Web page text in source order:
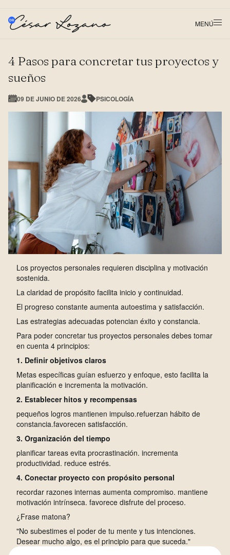
MENÚ
4 Pasos para concretar tus proyectos y
sueños
09 DE JUNIO DE 2026 PSICOLOGÍA
Los proyectos personales requieren disciplina y motivación
sostenida.
La claridad de propósito facilita inicio y continuidad.
El progreso constante aumenta autoestima y satisfacción.
Las estrategias adecuadas potencian éxito y constancia.
Para poder concretar tus proyectos personales debes tomar
en cuenta 4 principios:
1. Definir objetivos claros
Metas específicas guían esfuerzo y enfoque, esto facilita la
planificación e incrementa la motivación.
2. Establecer hitos y recompensas
pequeños logros mantienen impulso.refuerzan hábito de
constancia.favorecen satisfacción.
3. Organización del tiempo
planificar tareas evita procrastinación. incrementa
productividad. reduce estrés.
4. Conectar proyecto con propósito personal
recordar razones internas aumenta compromiso. mantiene
motivación intrínseca. favorece disfrute del proceso.
¿Frase matona?
"No subestimes el poder de tu mente y tus intenciones.
Desear mucho algo, es el principio para que suceda."